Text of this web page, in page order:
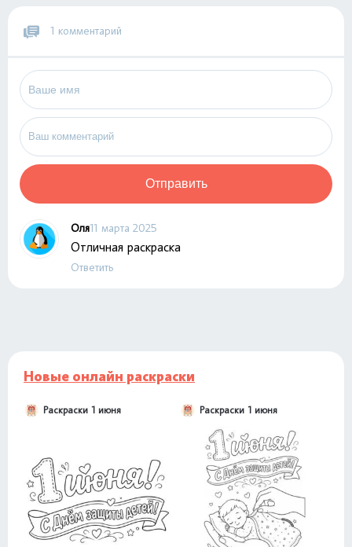
1 комментарий
Отправить
Оля11 марта 2025
Отличная раскраска
Ответить
Новые онлайн раскраски
Раскраски 1 июня Раскраски 1 июня